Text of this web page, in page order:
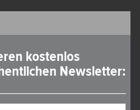
kostenlos
Newsletter: